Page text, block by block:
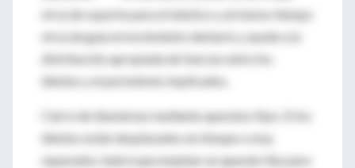
sirva de soporte para el elástico y al mismo tiempo
sirva de guía al movimiento dentario y ayude a la
distribución apropiada de fuerzas entre los
dientes y el periodonto implicados.
Cierre de diastemas mediante aparatos fijos. Si los
dientes están desplazados en bloque o muy
separados, habrá que emplear un aparato fijo para